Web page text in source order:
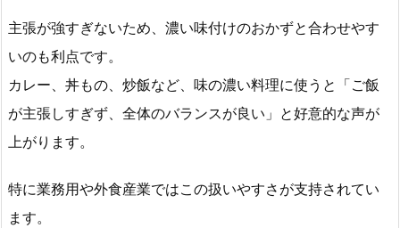
主張が強すぎないため、濃い味付けのおかずと合わせやす
いのも利点です。
カレー、丼もの、炒飯など、味の濃い料理に使うと「ご飯
が主張しすぎず、全体のバランスが良い」と好意的な声が
上がります。
特に業務用や外食産業ではこの扱いやすさが支持されてい
ます。